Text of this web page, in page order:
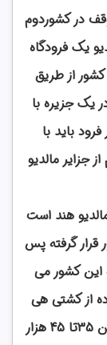
در کشوردوم
یک فرودگاه
کشور از طریق
یک جزیره با
باید با
جزایر مالدیو
هند است
قرار گرفته پس
این کشور می
از کشتی هی
تفریحی و قایق هی مختلف با هزینه هایی بین 35تا 45 هزار